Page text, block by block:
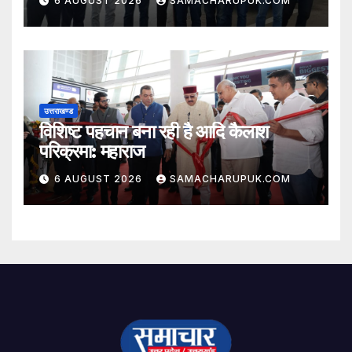
उत्तराखण्ड
विशिष्ट पहचान बना रही है आदि कैलाश
परिक्रमा: महाराज
6 AUGUST 2026 SAMACHARUPUK.COM